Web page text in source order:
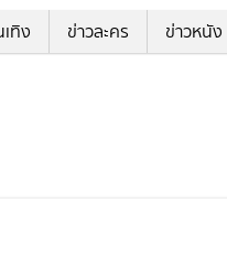
ทิง ข่าวละคร ข่าวหนัง